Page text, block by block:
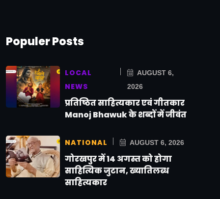
Populer Posts
LOCAL
NEWS
AUGUST 6,
2026
प्रतिष्ठित साहित्यकार एवं गीतकार
Manoj Bhawuk के शब्दों में जीवंत
NATIONAL AUGUST 6, 2026
गोरखपुर में 14 अगस्त को होगा
साहित्यिक जुटान, ख्यातिलब्ध
साहित्यकार